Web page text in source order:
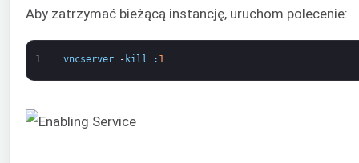
Aby zatrzymać bieżącą instancję, uruchom polecenie:
1 vncserver - kill : 1